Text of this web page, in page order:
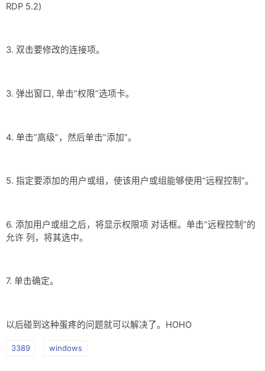
RDP 5.2)
3. 双击要修改的连接项。
3. 弹出窗口, 单击”权限”选项卡。
4. 单击”高级”，然后单击”添加”。
5. 指定要添加的用户或组，使该用户或组能够使用“远程控制”。
6. 添加用户或组之后，将显示权限项 对话框。单击“远程控制”的
允许 列，将其选中。
7. 单击确定。
以后碰到这种蛋疼的问题就可以解决了。HOHO
3389 windows